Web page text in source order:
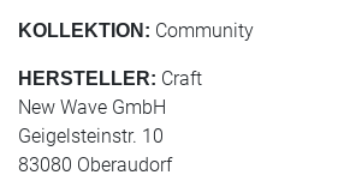
KOLLEKTION: Community
HERSTELLER: Craft
New Wave GmbH
Geigelsteinstr. 10
83080 Oberaudorf